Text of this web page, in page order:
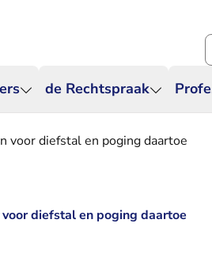
de Rechtspraak
diefstal en poging daartoe
diefstal en poging daartoe